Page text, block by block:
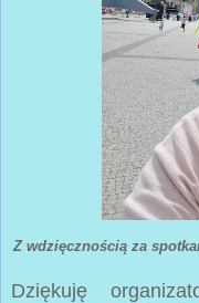
Z wdzięcznością za
Dziękuję